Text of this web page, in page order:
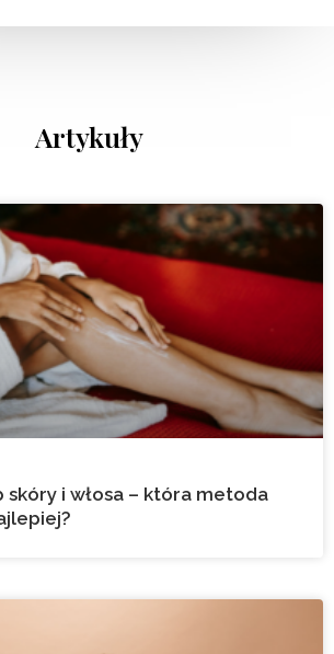
Artykuły
skóry i włosa – która metoda